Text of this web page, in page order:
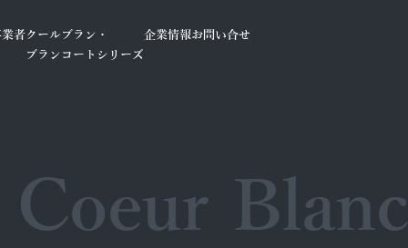
者クールブラン・
ブランコートシリーズ
企業情報お問い合せ
Coeur Blanc